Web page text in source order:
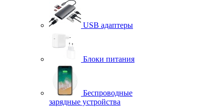
USB адаптеры
Блоки питания
Беспроводные
зарядные устройства